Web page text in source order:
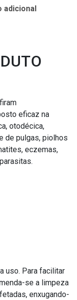
adicional
eficaz na
otodécica,
de pulgas, piolhos
eczemas,
uso. Para facilitar
se a limpeza
enxugando-